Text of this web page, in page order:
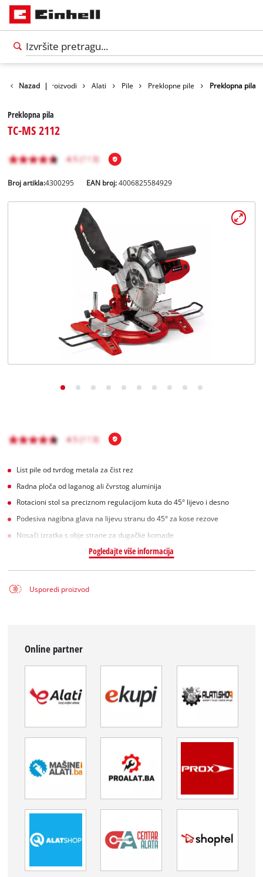
Nazad | Proizvodi Alati Pile Preklopne pile Preklopna pila
Preklopna pila
TC-MS 2112
Broj artikla:4300295 EAN broj:4006825584929
List pile od tvrdog metala za čist rez
Radna ploča od laganog ali čvrstog aluminija
Rotacioni stol sa preciznom regulacijom kuta do 45° lijevo i desno
Podesiva nagibna glava na lijevu stranu do 45° za kose rezove
Nosači izratka s obje strane za dugačke komade
Pogledajte više informacija
Usporedi proizvod
Online partner